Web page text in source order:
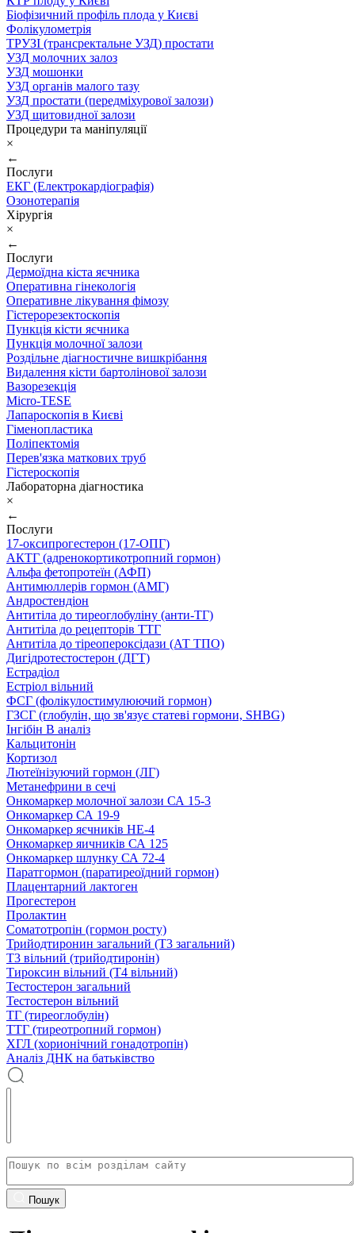
Біофізичний профіль плода у Києві
Фолікулометрія
ТРУЗІ (трансректальне УЗД) простати
УЗД молочних залоз
УЗД мошонки
УЗД органів малого тазу
УЗД простати (передміхурової залози)
УЗД щитовидної залози
Процедури та маніпуляції
×
←
Послуги
ЕКГ (Електрокардіографія)
Озонотерапія
Хірургія
×
←
Послуги
Дермоїдна кіста яєчника
Оперативна гінекологія
Оперативне лікування фімозу
Гістерорезектоскопія
Пункція кісти яєчника
Пункція молочної залози
Роздільне діагностичне вишкрібання
Видалення кісти бартолінової залози
Вазорезекція
Micro-TESE
Лапароскопія в Києві
Гіменопластика
Поліпектомія
Перев'язка маткових труб
Гістероскопія
Лабораторна діагностика
×
←
Послуги
17-оксипрогестерон (17-ОПГ)
АКТГ (адренокортикотропний гормон)
Альфа фетопротеїн (АФП)
Антимюллерів гормон (АМГ)
Андростендіон
Антитіла до тиреоглобуліну (анти-ТГ)
Антитіла до рецепторів ТТГ
Антитіла до тіреопероксідази (АТ ТПО)
Дигідротестостерон (ДГТ)
Естрадіол
Естріол вільний
ФСГ (фолікулостимулюючий гормон)
ГЗСГ (глобулін, що зв'язує статеві гормони, SHBG)
Інгібін B аналіз
Кальцитонін
Кортизол
Лютеїнізуючий гормон (ЛГ)
Метанефрини в сечі
Онкомаркер молочної залози СА 15-3
Онкомаркер СА 19-9
Онкомаркер яєчників НЕ-4
Онкомаркер яичників СА 125
Онкомаркер шлунку СА 72-4
Паратгормон (паратиреоїдний гормон)
Плацентарний лактоген
Прогестерон
Пролактин
Соматотропін (гормон росту)
Трийодтиронин загальний (Т3 загальний)
Т3 вільний (трийодтиронін)
Тироксин вільний (Т4 вільний)
Тестостерон загальний
Тестостерон вільний
ТГ (тиреоглобулін)
ТТГ (тиреотропний гормон)
ХГЛ (хорионічний гонадотропін)
Аналіз ДНК на батьківство
Пошук